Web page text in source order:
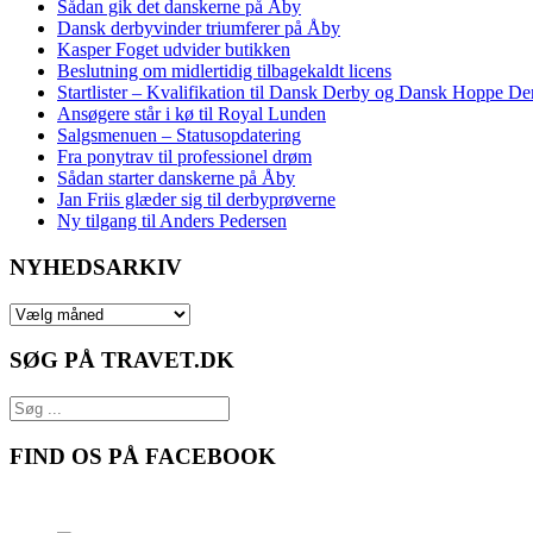
Sådan gik det danskerne på Åby
Dansk derbyvinder triumferer på Åby
Kasper Foget udvider butikken
Beslutning om midlertidig tilbagekaldt licens
Startlister – Kvalifikation til Dansk Derby og Dansk Hoppe
Ansøgere står i kø til Royal Lunden
Salgsmenuen – Statusopdatering
Fra ponytrav til professionel drøm
Sådan starter danskerne på Åby
Jan Friis glæder sig til derbyprøverne
Ny tilgang til Anders Pedersen
NYHEDSARKIV
NYHEDSARKIV
SØG PÅ TRAVET.DK
FIND OS PÅ FACEBOOK